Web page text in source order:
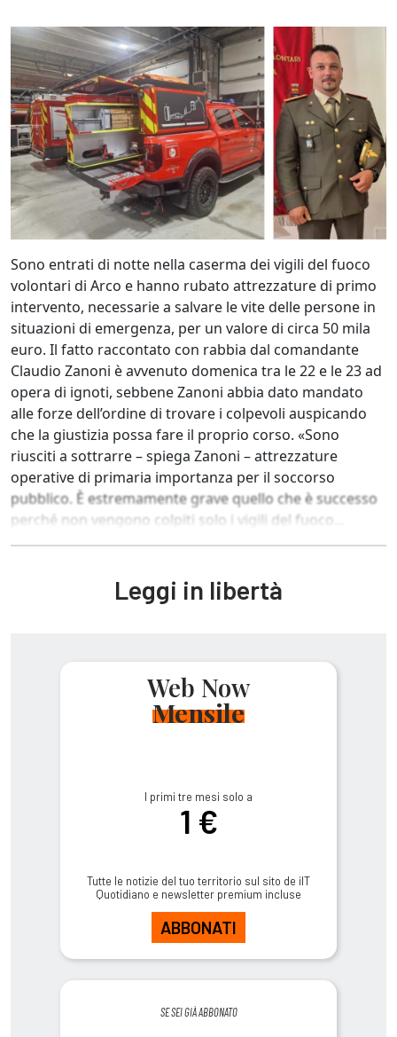
Sono entrati di notte nella caserma dei vigili del fuoco
volontari di Arco e hanno rubato attrezzature di primo
intervento, necessarie a salvare le vite delle persone in
situazioni di emergenza, per un valore di circa 50 mila
euro. Il fatto raccontato con rabbia dal comandante
Claudio Zanoni è avvenuto domenica tra le 22 e le 23 ad
opera di ignoti, sebbene Zanoni abbia dato mandato
alle forze dell’ordine di trovare i colpevoli auspicando
che la giustizia possa fare il proprio corso. «Sono
riusciti a sottrarre – spiega Zanoni – attrezzature
operative di primaria importanza per il soccorso
pubblico. È estremamente grave quello che è successo
perché non vengono colpiti solo i vigili del fuoco...
Leggi in libertà
Web Now
Mensile
I primi tre mesi solo a
1 €
Tutte le notizie del tuo territorio sul sito de ilT
Quotidiano e newsletter premium incluse
ABBONATI
SE SEI GIÀ ABBONATO